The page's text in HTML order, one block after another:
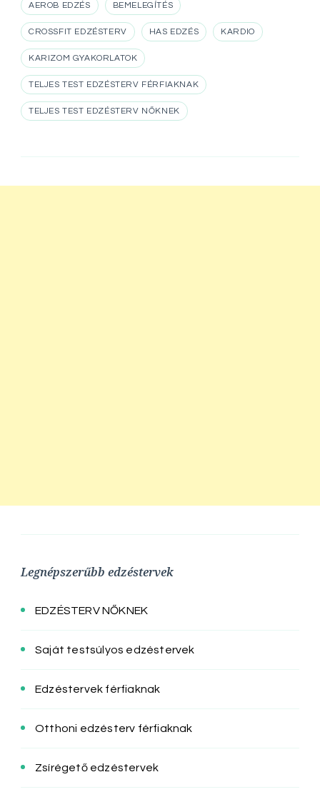
AEROB EDZÉS BEMELEGÍTÉS
CROSSFIT EDZÉSTERV HAS EDZÉS KARDIO
KARIZOM GYAKORLATOK
TELJES TEST EDZÉSTERV FÉRFIAKNAK
TELJES TEST EDZÉSTERV NŐKNEK
Legnépszerűbb edzéstervek
EDZÉSTERV NŐKNEK
Saját testsúlyos edzéstervek
Edzéstervek férfiaknak
Otthoni edzésterv férfiaknak
Zsírégető edzéstervek